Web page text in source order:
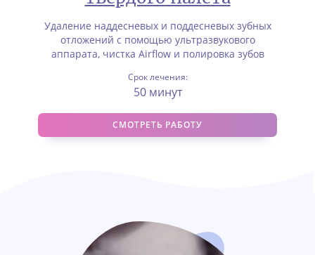
Удаление наддесневых и поддесневых зубных
отложений с помощью ультразвукового
аппарата, чистка Airflow и полировка зубов
Срок лечения:
50 минут
СМОТРЕТЬ РАБОТУ